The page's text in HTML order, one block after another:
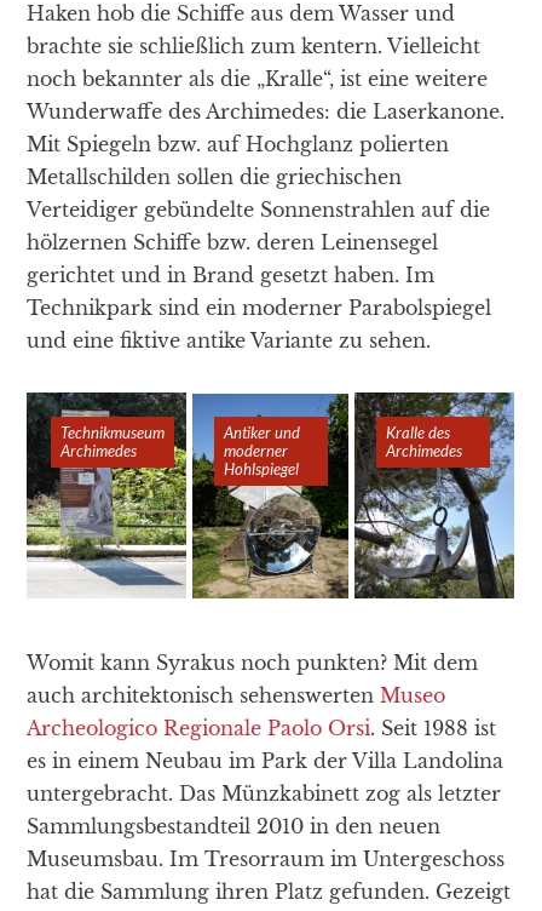
Haken hob die Schiffe aus dem Wasser und
brachte sie schließlich zum kentern. Vielleicht
noch bekannter als die „Kralle“, ist eine weitere
Wunderwaffe des Archimedes: die Laserkanone.
Mit Spiegeln bzw. auf Hochglanz polierten
Metallschilden sollen die griechischen
Verteidiger gebündelte Sonnenstrahlen auf die
hölzernen Schiffe bzw. deren Leinensegel
gerichtet und in Brand gesetzt haben. Im
Technikpark sind ein moderner Parabolspiegel
und eine fiktive antike Variante zu sehen.
Technikmuseum
Archimedes
Technikmuseum
Archimedes
Antiker und
moderner
Hohlspiegel
Antiker und
moderner
Hohlspiegel
Kralle des
Archimedes
Kralle des
Archimedes
Womit kann Syrakus noch punkten? Mit dem
auch architektonisch sehenswertenMuseo
Archeologico Regionale Paolo Orsi. Seit 1988 ist
es in einem Neubau im Park der Villa Landolina
untergebracht. Das Münzkabinett zog als letzter
Sammlungsbestandteil 2010 in den neuen
Museumsbau. Im Tresorraum im Untergeschoss
hat die Sammlung ihren Platz gefunden. Gezeigt